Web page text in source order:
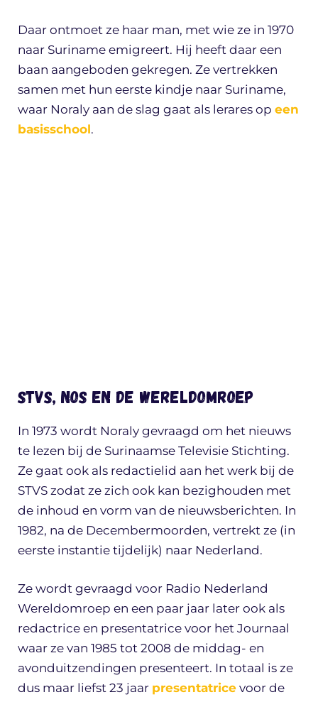
Daar ontmoet ze haar man, met wie ze in 1970
naar Suriname emigreert. Hij heeft daar een
baan aangeboden gekregen. Ze vertrekken
samen met hun eerste kindje naar Suriname,
waar Noraly aan de slag gaat als lerares op een
basisschool.
STVS, NOS en de Wereldomroep
In 1973 wordt Noraly gevraagd om het nieuws
te lezen bij de Surinaamse Televisie Stichting.
Ze gaat ook als redactielid aan het werk bij de
STVS zodat ze zich ook kan bezighouden met
de inhoud en vorm van de nieuwsberichten. In
1982, na de Decembermoorden, vertrekt ze (in
eerste instantie tijdelijk) naar Nederland.
Ze wordt gevraagd voor Radio Nederland
Wereldomroep en een paar jaar later ook als
redactrice en presentatrice voor het Journaal
waar ze van 1985 tot 2008 de middag- en
avonduitzendingen presenteert. In totaal is ze
dus maar liefst 23 jaar presentatrice voor de